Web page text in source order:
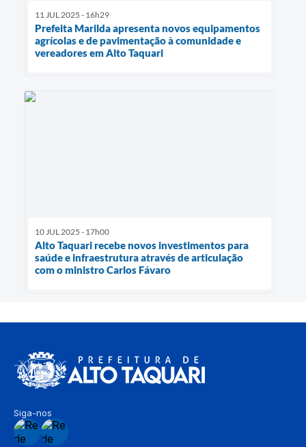
11 JUL 2025 - 16h29
Prefeita Marilda apresenta novos equipamentos
agrícolas e de pavimentação à comunidade e
vereadores em Alto Taquari
10 JUL 2025 - 17h00
Alto Taquari recebe novos investimentos para
saúde e infraestrutura através de articulação
com o ministro Carlos Fávaro
Siga-nos